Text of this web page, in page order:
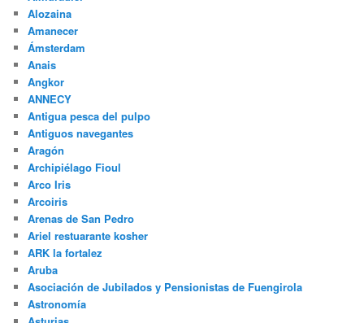
Alozaina
Amanecer
Ámsterdam
Anais
Angkor
ANNECY
Antigua pesca del pulpo
Antiguos navegantes
Aragón
Archipiélago Fioul
Arco Iris
Arcoiris
Arenas de San Pedro
Ariel restuarante kosher
ARK la fortalez
Aruba
Asociación de Jubilados y Pensionistas de Fuengirola
Astronomía